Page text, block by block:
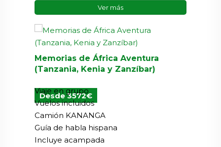
Ver más
Desde 3572€
Memorias de África Aventura
(Tanzania, Kenia y Zanzíbar)
Viaje en grupo
Vuelos incluidos
Camión KANANGA
Guía de habla hispana
Incluye acampada